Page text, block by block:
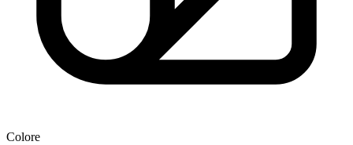
Colore